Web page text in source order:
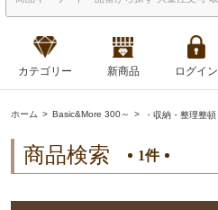
カテゴリー 新商品 ログイン
ホーム Basic&More 300～ ・収納・整理整頓
商品検索 1件